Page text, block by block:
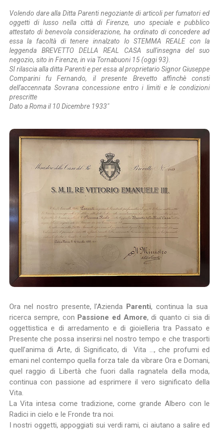
Volendo dare alla Ditta Parenti negoziante di articoli per fumatori ed
oggetti di lusso nella città di Firenze, uno speciale e pubblico
attestato di benevola considerazione, ha ordinato di concedere ad
essa la facoltà di tenere innalzato lo STEMMA REALE con la
leggenda BREVETTO DELLA REAL CASA sull'insegna del suo
negozio, sito in Firenze, in via Tornabuoni 15 (oggi 93).
SI rilascia alla ditta Parenti e per essa al proprietario Signor Giuseppe
Comparini fu Fernando, il presente Brevetto affinchè consti
dell'accennata Sovrana concessione entro i limiti e le condizioni
prescritte
Dato a Roma il 10 Dicembre 1933"
Ora nel nostro presente, l’Azienda Parenti, continua la sua
ricerca sempre, con Passione ed Amore, di quanto ci sia di
oggettistica e di arredamento e di gioielleria tra Passato e
Presente che possa inserirsi nel nostro tempo e che trasporti
quell’anima di Arte, di Significato, di Vita …, che profumi ed
emani nel contempo quella forza tale da vibrare Ora e Domani,
quel raggio di Libertà che fuori dalla ragnatela della moda,
continua con passione ad esprimere il vero significato della
Vita.
La Vita intesa come tradizione, come grande Albero con le
Radici in cielo e le Fronde tra noi.
I nostri oggetti, appoggiati sui verdi rami, ci aiutano a salire ed